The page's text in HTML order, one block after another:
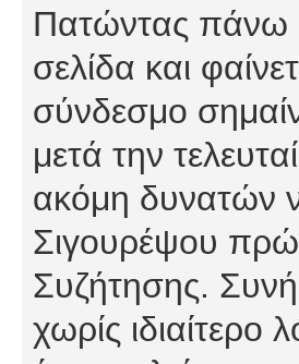
Πατώντας πάνω
σελίδα και
σύνδεσμο
μετά την
ακόμη δυνατών
Σιγουρέψου
Συζήτησης.
χωρίς ιδιαίτερο